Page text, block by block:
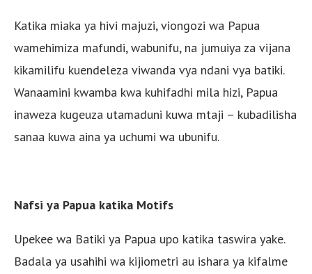
Katika miaka ya hivi majuzi, viongozi wa Papua
wamehimiza mafundi, wabunifu, na jumuiya za vijana
kikamilifu kuendeleza viwanda vya ndani vya batiki.
Wanaamini kwamba kwa kuhifadhi mila hizi, Papua
inaweza kugeuza utamaduni kuwa mtaji – kubadilisha
sanaa kuwa aina ya uchumi wa ubunifu.
Nafsi ya Papua katika Motifs
Upekee wa Batiki ya Papua upo katika taswira yake.
Badala ya usahihi wa kijiometri au ishara ya kifalme